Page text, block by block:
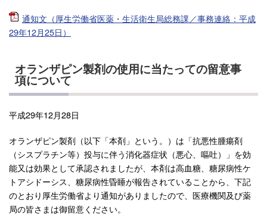
通知文（厚生労働省医薬・生活衛生局総務課／事務連絡：平成
29年12月25日）
オランザピン製剤の使用に当たっての留意事
項について
平成29年12月28日
オランザピン製剤（以下「本剤」という。）は「抗悪性腫瘍剤
（シスプラチン等）投与に伴う消化器症状（悪心、嘔吐）」を効
能又は効果として承認されましたが、本剤は高血糖、糖尿病性ケ
トアシドーシス、糖尿病性昏睡が報告されていることから、下記
のとおり厚生労働省より通知がありましたので、医療機関及び薬
局の皆さまは御留意ください。